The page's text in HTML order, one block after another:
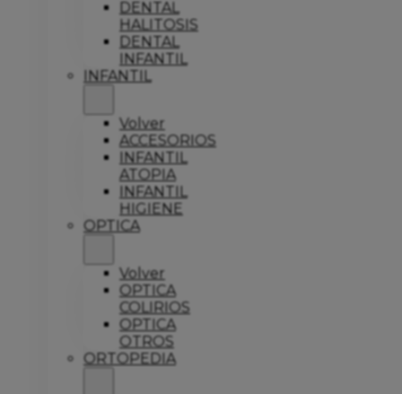
DENTAL
HALITOSIS
DENTAL
INFANTIL
INFANTIL
Volver
ACCESORIOS
INFANTIL
ATOPIA
INFANTIL
HIGIENE
OPTICA
Volver
OPTICA
COLIRIOS
OPTICA
OTROS
ORTOPEDIA